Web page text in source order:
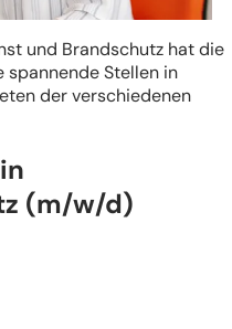
und Brandschutz hat die
spannende Stellen in
der verschiedenen
(m/w/d)